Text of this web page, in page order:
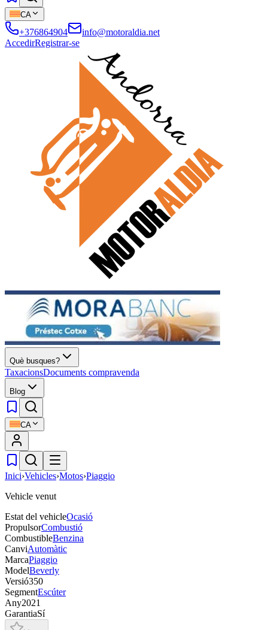
CA
+376864904
info@motoraldia.net
AccedirRegistrar-se
Què busques?
TaxacionsDocuments compravenda
Blog
CA
Inici›Vehicles›Motos›Piaggio
Vehicle venut
Estat del vehicleOcasió
PropulsorCombustió
CombustibleBenzina
CanviAutomàtic
MarcaPiaggio
ModelBeverly
Versió350
SegmentEscúter
Any2021
GarantiaSí